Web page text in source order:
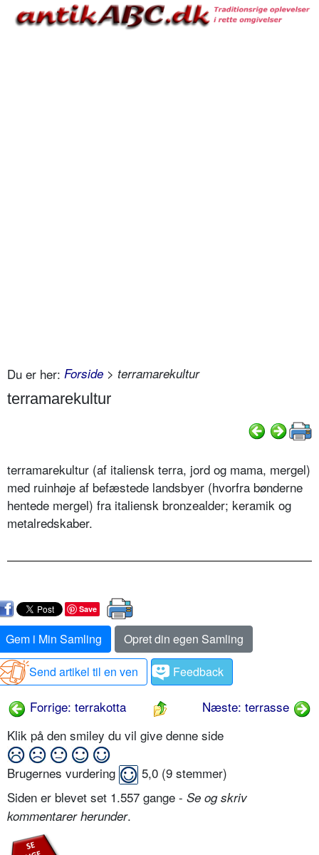
Du er her: Forside > terramarekultur
terramarekultur
terramarekultur (af italiensk terra, jord og mama, mergel)
med ruinhøje af befæstede landsbyer (hvorfra bønderne
hentede mergel) fra italiensk bronzealder; keramik og
metalredskaber.
Save
Gem i Min Samling
Opret din egen Samling
Send artikel til en ven
Feedback
Forrige: terrakotta
Næste: terrasse
Klik på den smiley du vil give denne side
Brugernes vurdering 5,0 (9 stemmer)
Siden er blevet set 1.557 gange - Se og skriv
kommentarer herunder.